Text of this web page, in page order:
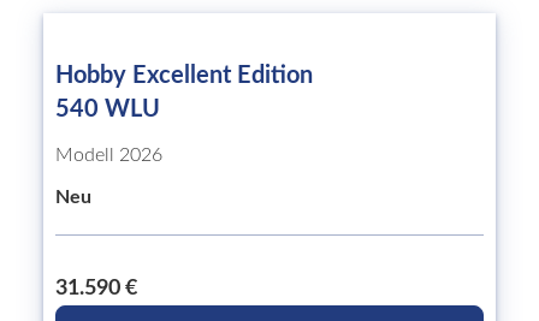
Hobby Excellent Edition
540 WLU
Modell 2026
Neu
31.590 €